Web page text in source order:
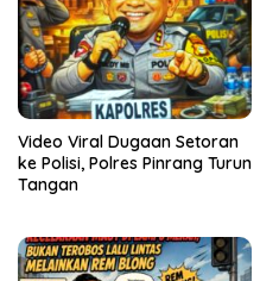
Video Viral Dugaan Setoran
ke Polisi, Polres Pinrang Turun
Tangan